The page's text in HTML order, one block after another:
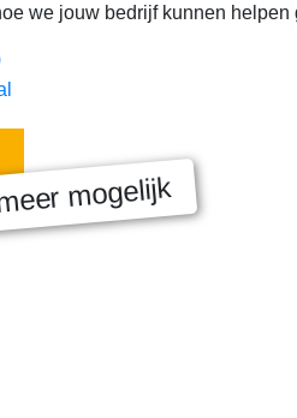
we jouw bedrijf kunnen helpen
mogelijk
2025